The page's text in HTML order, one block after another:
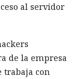
al servidor
de la empresa
trabaja con